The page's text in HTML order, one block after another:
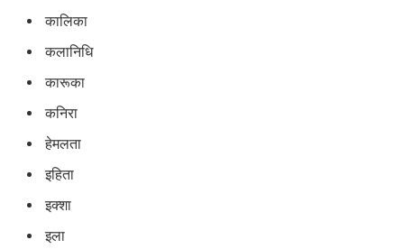
कालिका
कलानिधि
कारूका
कनिरा
हेमलता
इहिता
इक्शा
इला